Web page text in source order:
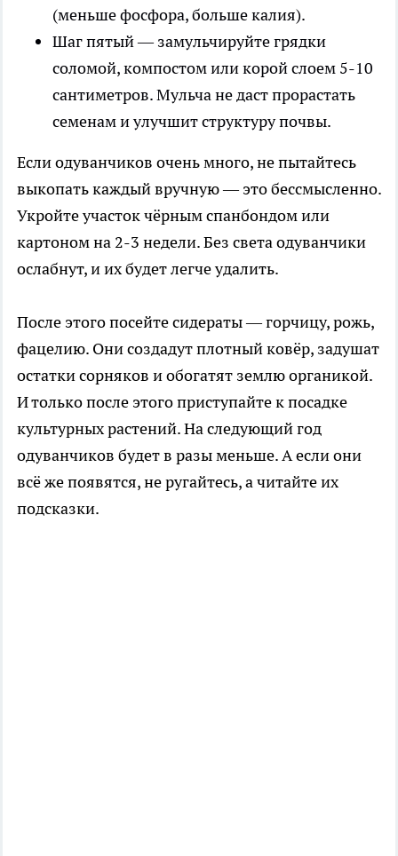
(меньше фосфора, больше калия).
Шаг пятый — замульчируйте грядки
соломой, компостом или корой слоем 5-10
сантиметров. Мульча не даст прорастать
семенам и улучшит структуру почвы.
Если одуванчиков очень много, не пытайтесь
выкопать каждый вручную — это бессмысленно.
Укройте участок чёрным спанбондом или
картоном на 2-3 недели. Без света одуванчики
ослабнут, и их будет легче удалить.
После этого посейте сидераты — горчицу, рожь,
фацелию. Они создадут плотный ковёр, задушат
остатки сорняков и обогатят землю органикой.
И только после этого приступайте к посадке
культурных растений. На следующий год
одуванчиков будет в разы меньше. А если они
всё же появятся, не ругайтесь, а читайте их
подсказки.